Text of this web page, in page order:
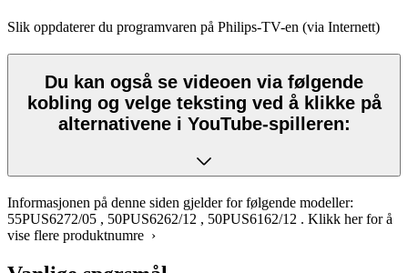
Slik oppdaterer du programvaren på Philips-TV-en (via Internett)
Du kan også se videoen via følgende
kobling og velge teksting ved å klikke på
alternativene i YouTube-spilleren:
Informasjonen på denne siden gjelder for følgende modeller:
55PUS6272/05 , 50PUS6262/12 , 50PUS6162/12 . Klikk her for å
vise flere produktnumre ›